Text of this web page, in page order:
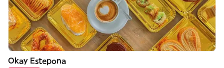
Okay Estepona